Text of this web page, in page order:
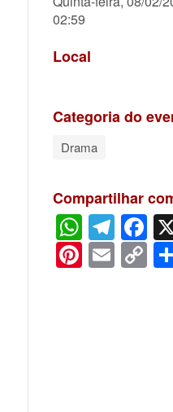
02:59
Local
Categoria do
Drama
Compartilhar